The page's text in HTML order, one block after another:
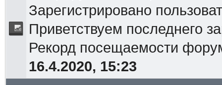
Зарегистрировано
Приветствуем последнего
Рекорд посещаемости
16.4.2020, 15:23